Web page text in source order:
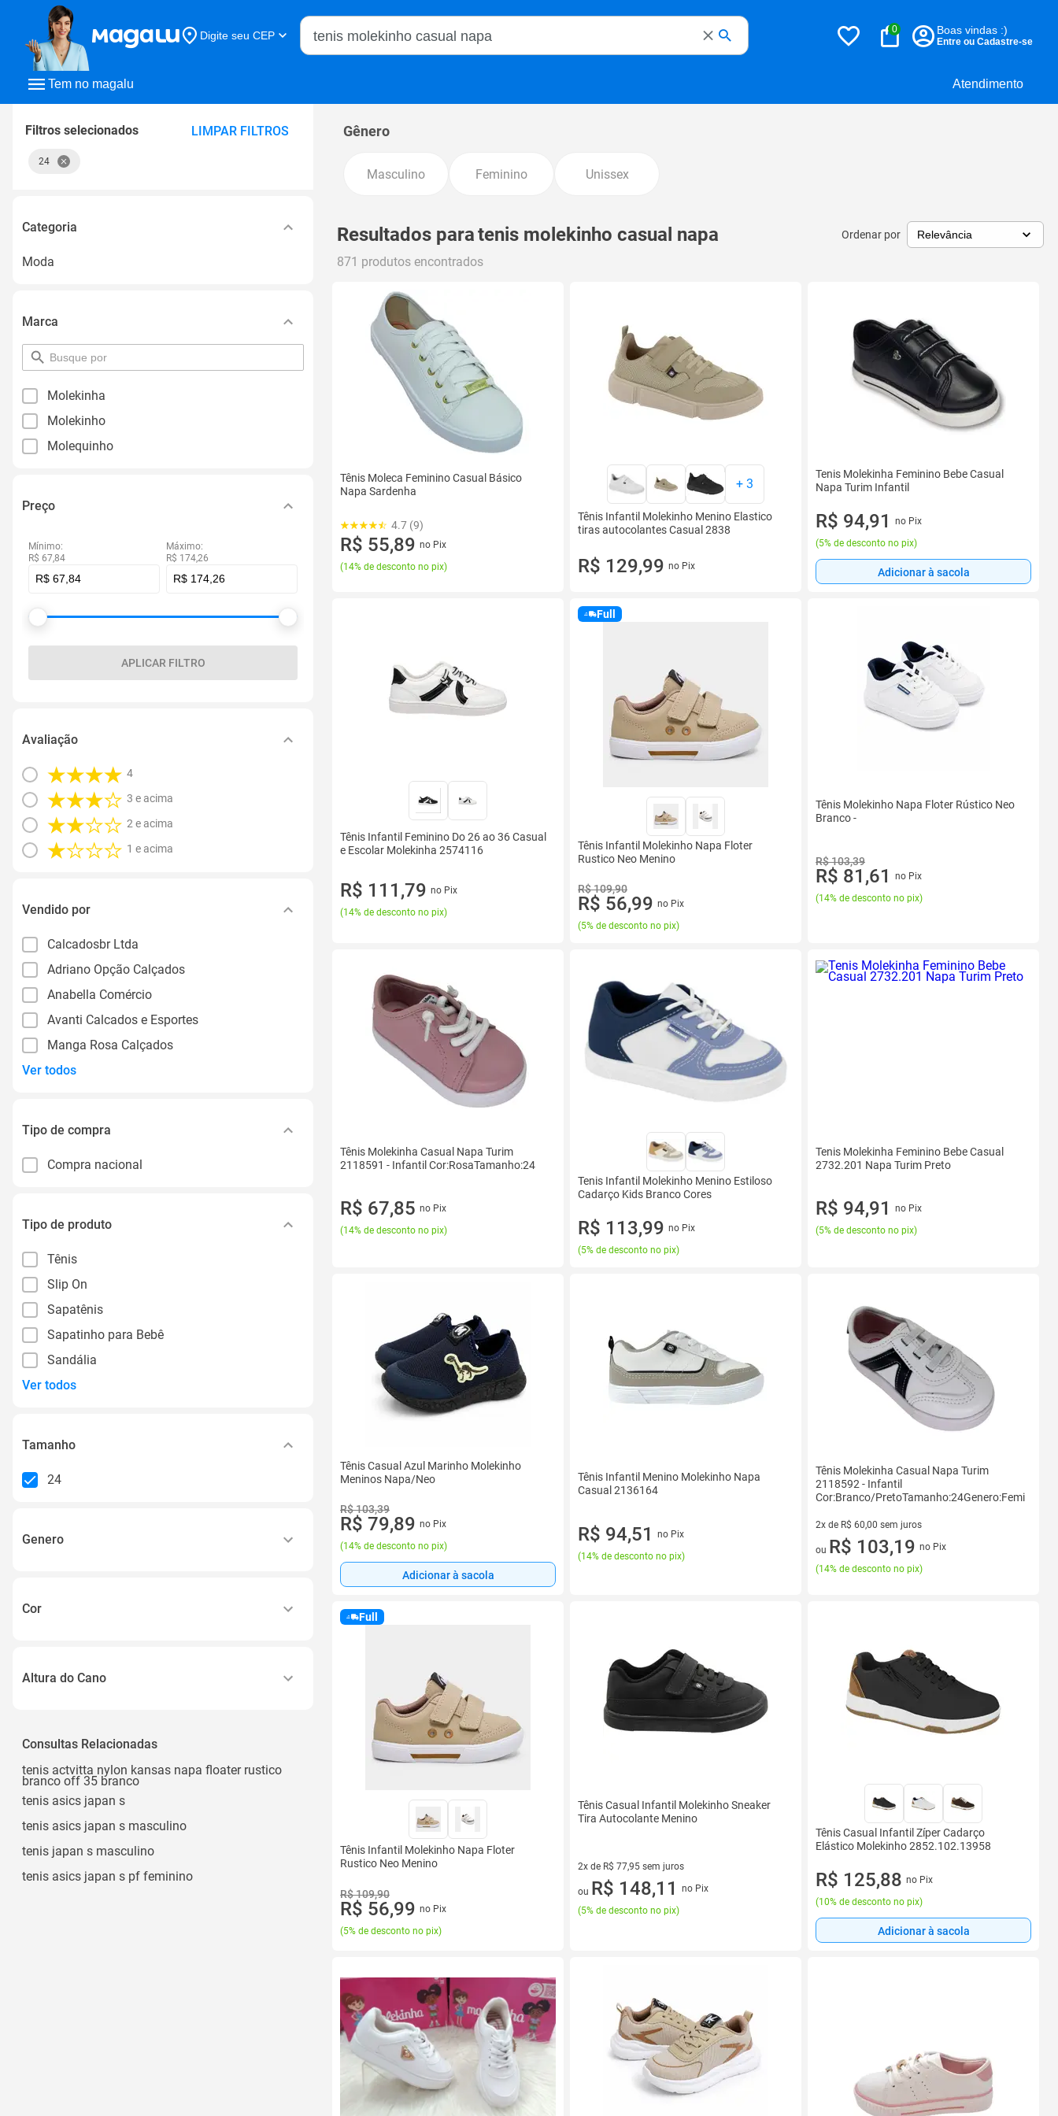
Tem no magalu Atendimento
Digite seu CEP
Buscar no Magalu
0 Boas vindas :)
Entre ou Cadastre-se
Filtros selecionados LIMPAR FILTROS
24
Categoria
Moda
Marca
pesquisar
por
Molekinha
Molekinho
Molequinho
Preço
Mínimo:
R$ 67,84
Máximo:
R$ 174,26
APLICAR FILTRO
Avaliação
4
3 e acima
2 e acima
1 e acima
Vendido por
Calcadosbr Ltda
Adriano Opção Calçados
Anabella Comércio
Avanti Calcados e Esportes
Manga Rosa Calçados
Ver todos
Tipo de compra
Compra nacional
Tipo de produto
Tênis
Slip On
Sapatênis
Sapatinho para Bebê
Sandália
Ver todos
Tamanho
24
Genero
Unissex
Cor
Marrom
Ver todos
Altura do Cano
Cano Alto
Cano Baixo
Médio
Consultas Relacionadas
tenis actvitta nylon kansas napa floater rustico
branco off 35 branco
tenis asics japan s
tenis asics japan s masculino
tenis japan s masculino
tenis asics japan s pf feminino
Gênero
Masculino Feminino Unissex
Resultados paratenis molekinho casual napa Ordenar por
871 produtos encontrados
Tênis Moleca Feminino Casual Básico
Napa Sardenha
4.7 (9)
R$ 55,89 no Pix
(14% de desconto no pix)
+ 3
Tênis Infantil Molekinho Menino Elastico
tiras autocolantes Casual 2838
R$ 129,99 no Pix
Tenis Molekinha Feminino Bebe Casual
Napa Turim Infantil
R$ 94,91
no Pix
(5% de desconto no pix)
Adicionar à sacola
Tênis Infantil Feminino Do 26 ao 36 Casual
e Escolar Molekinha 2574116
R$ 111,79 no Pix
(14% de desconto no pix)
Full
Tênis Infantil Molekinho Napa Floter
Rustico Neo Menino
R$ 109,90
R$ 56,99 no Pix
(5% de desconto no pix)
Tênis Molekinho Napa Floter Rústico Neo
Branco -
R$ 103,39
R$ 81,61
no Pix
(14% de desconto no pix)
Tênis Molekinha Casual Napa Turim
2118591 - Infantil Cor:RosaTamanho:24
R$ 67,85 no Pix
(14% de desconto no pix)
Tenis Infantil Molekinho Menino Estiloso
Cadarço Kids Branco Cores
R$ 113,99 no Pix
(5% de desconto no pix)
Tenis Molekinha Feminino Bebe Casual
2732.201 Napa Turim Preto
R$ 94,91
no Pix
(5% de desconto no pix)
Tênis Casual Azul Marinho Molekinho
Meninos Napa/Neo
R$ 103,39
R$ 79,89 no Pix
(14% de desconto no pix)
Adicionar à sacola
Tênis Infantil Menino Molekinho Napa
Casual 2136164
R$ 94,51
no Pix
(14% de desconto no pix)
Tênis Molekinha Casual Napa Turim
2118592 - Infantil
Cor:Branco/PretoTamanho:24Genero:Feminino
2x de R$ 60,00 sem juros
2 vez de R$ 60,00 sem juros
ou R$ 103,19 no Pix
(14% de desconto no pix)
Full
Tênis Infantil Molekinho Napa Floter
Rustico Neo Menino
R$ 109,90
R$ 56,99 no Pix
(5% de desconto no pix)
Tênis Casual Infantil Molekinho Sneaker
Tira Autocolante Menino
2x de R$ 77,95 sem juros
2 vez de R$ 77,95 sem juros
ou R$ 148,11
no Pix
(5% de desconto no pix)
Tênis Casual Infantil Zíper Cadarço
Elástico Molekinho 2852.102.13958
R$ 125,88 no Pix
(10% de desconto no pix)
Adicionar à sacola